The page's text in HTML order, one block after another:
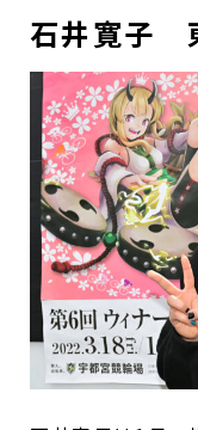
石井寛子